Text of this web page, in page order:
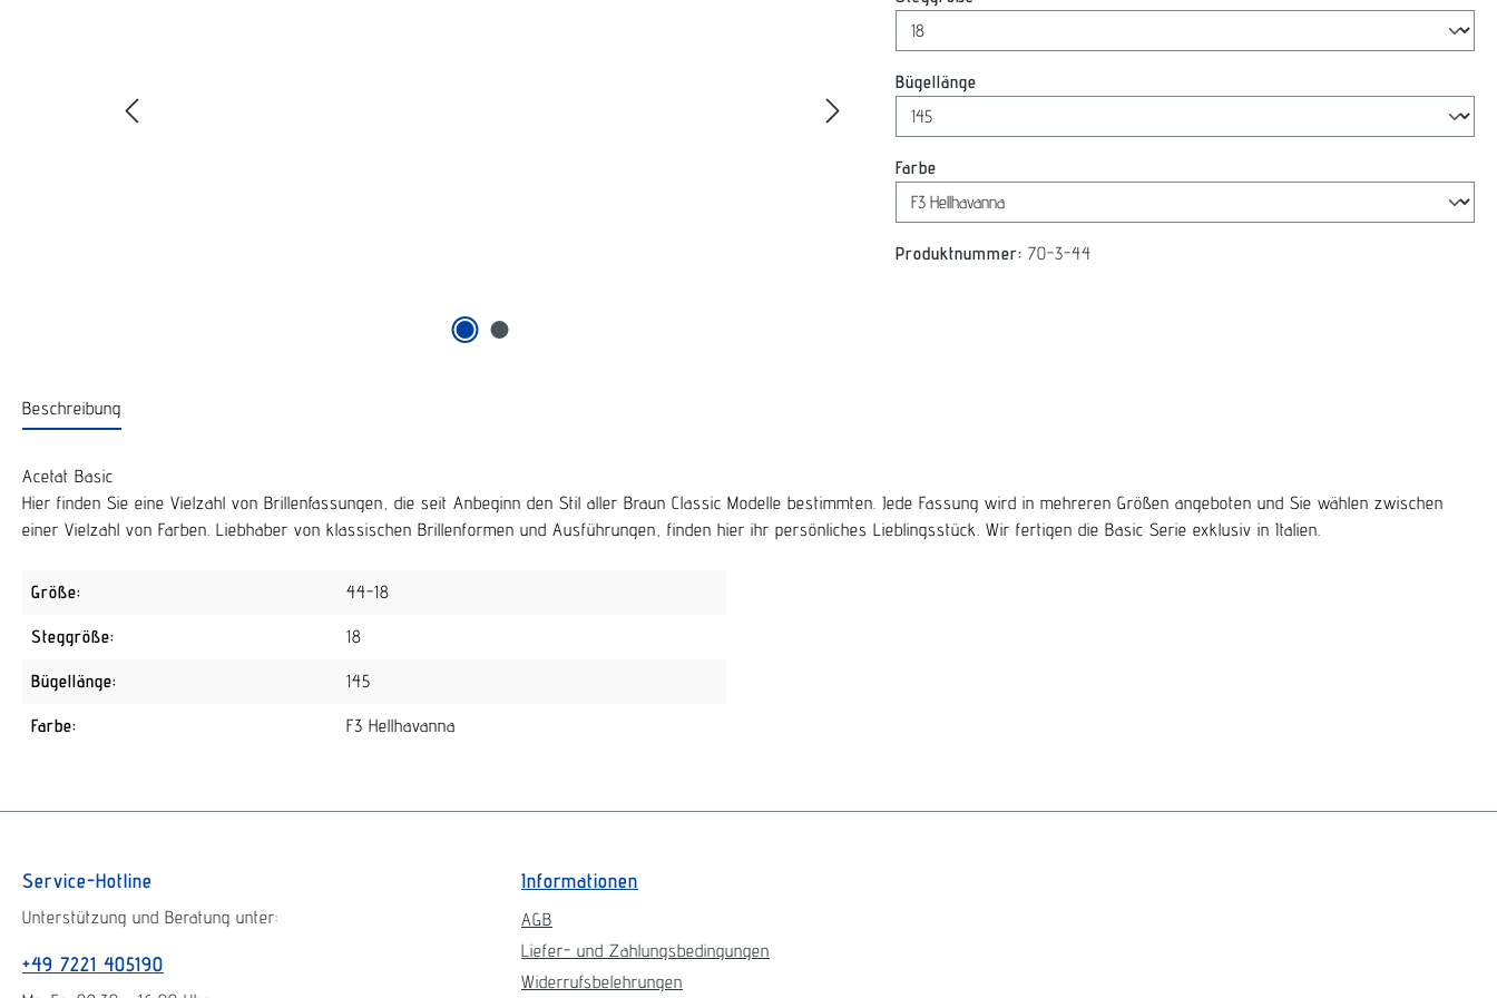
Bügellänge
Farbe
Produktnummer: 70-3-44
Beschreibung
Acetat Basic
Hier finden Sie eine Vielzahl von Brillenfassungen, die seit Anbeginn den Stil aller Braun Classic Modelle bestimmten. Jede Fassung wird in mehreren Größen angeboten und Sie wählen zwischen
einer Vielzahl von Farben. Liebhaber von klassischen Brillenformen und Ausführungen, finden hier ihr persönliches Lieblingsstück. Wir fertigen die Basic Serie exklusiv in Italien.
Größe: 44-18
Steggröße: 18
Bügellänge: 145
Farbe: F3 Hellhavanna
Service-Hotline
Unterstützung und Beratung unter:
+49 7221 405190
Informationen
AGB
Liefer- und Zahlungsbedingungen
Widerrufsbelehrungen